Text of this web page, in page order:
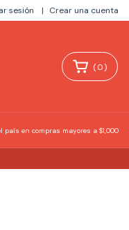
sesión | Crear una cuenta
(0)
en compras mayores a $1,000